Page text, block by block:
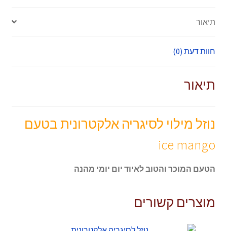
תיאור
חוות דעת (0)
תיאור
נוזל מילוי לסיגריה אלקטרונית בטעם
ice mango
הטעם המוכר והטוב לאיוד יום יומי מהנה
מוצרים קשורים